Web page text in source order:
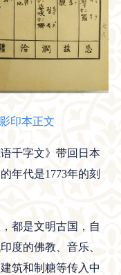
印本正文
千字文》带回日本
年代是1773年的刻
都是文明古国，自
度的佛教、音乐、
筑和制糖等传入中